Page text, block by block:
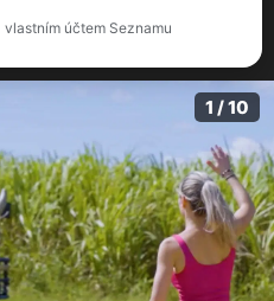
1 / 10
vlastním účtem Seznamu